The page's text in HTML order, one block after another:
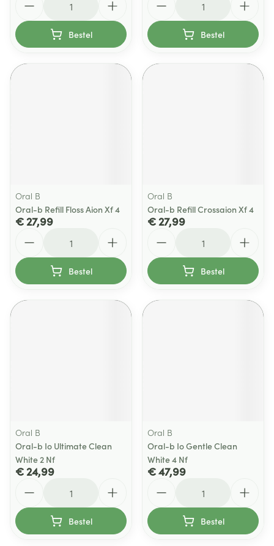
Bestel Bestel
Oral B
Oral-b Refill Floss Aion Xf 4
€ 27,99
Bestel
Oral B
Oral-b Refill Crossaion Xf 4
€ 27,99
Bestel
Oral B
Oral-b Io Ultimate Clean
White 2 Nf
€ 24,99
Bestel
Oral B
Oral-b Io Gentle Clean
White 4 Nf
€ 47,99
Bestel